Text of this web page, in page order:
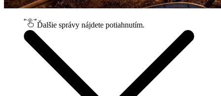
Ďalšie správy nájdete potiahnutím.